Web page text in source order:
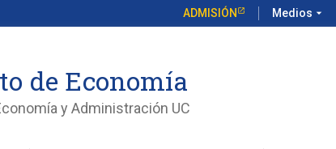
ADMISIÓN Medios arrow_drop_down
de Economía
y Administración UC